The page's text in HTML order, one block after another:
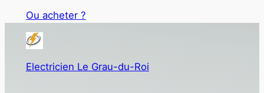
Ou acheter ?
Electricien Le Grau-du-Roi